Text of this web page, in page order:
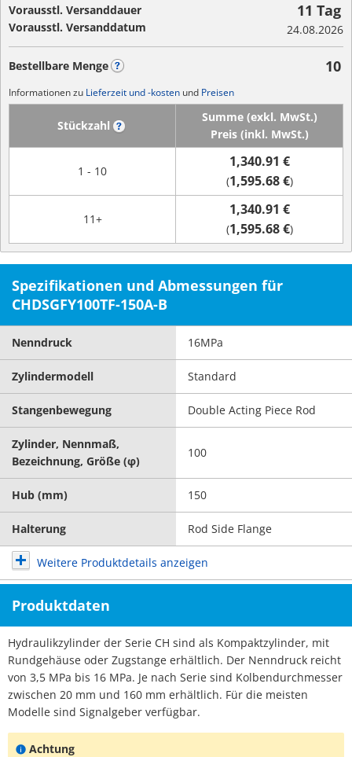
Vorausstl. Versanddauer
Vorausstl. Versanddatum
11 Tag
24.08.2026
Bestellbare Menge 10
Informationen zu Lieferzeit und -kosten und Preisen
Stückzahl
Summe (exkl. MwSt.)
Preis (inkl. MwSt.)
1 - 10
1,340.91 €
(1,595.68 €)
11+
1,340.91 €
(1,595.68 €)
Spezifikationen und Abmessungen für
CHDSGFY100TF-150A-B
Nenndruck 16MPa
Zylindermodell Standard
Stangenbewegung Double Acting Piece Rod
Zylinder, Nennmaß,
Bezeichnung, Größe (φ)
100
Hub (mm) 150
Halterung Rod Side Flange
Weitere Produktdetails anzeigen
Produktdaten
Hydraulikzylinder der Serie CH sind als Kompaktzylinder, mit
Rundgehäuse oder Zugstange erhältlich. Der Nenndruck reicht
von 3,5 MPa bis 16 MPa. Je nach Serie sind Kolbendurchmesser
zwischen 20 mm und 160 mm erhältlich. Für die meisten
Modelle sind Signalgeber verfügbar.
Achtung